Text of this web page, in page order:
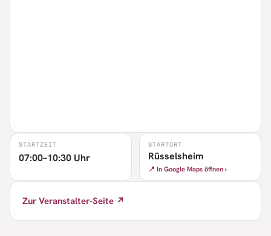
STARTZEIT
07:00–10:30 Uhr
STARTORT
Rüsselsheim
📍 In Google Maps öffnen ›
Zur Veranstalter-Seite ↗